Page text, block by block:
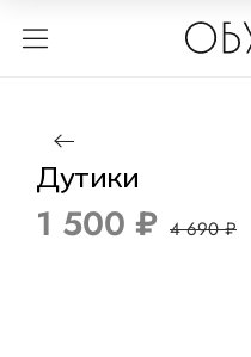
Дутики
1 500 ₽ 4 690 ₽